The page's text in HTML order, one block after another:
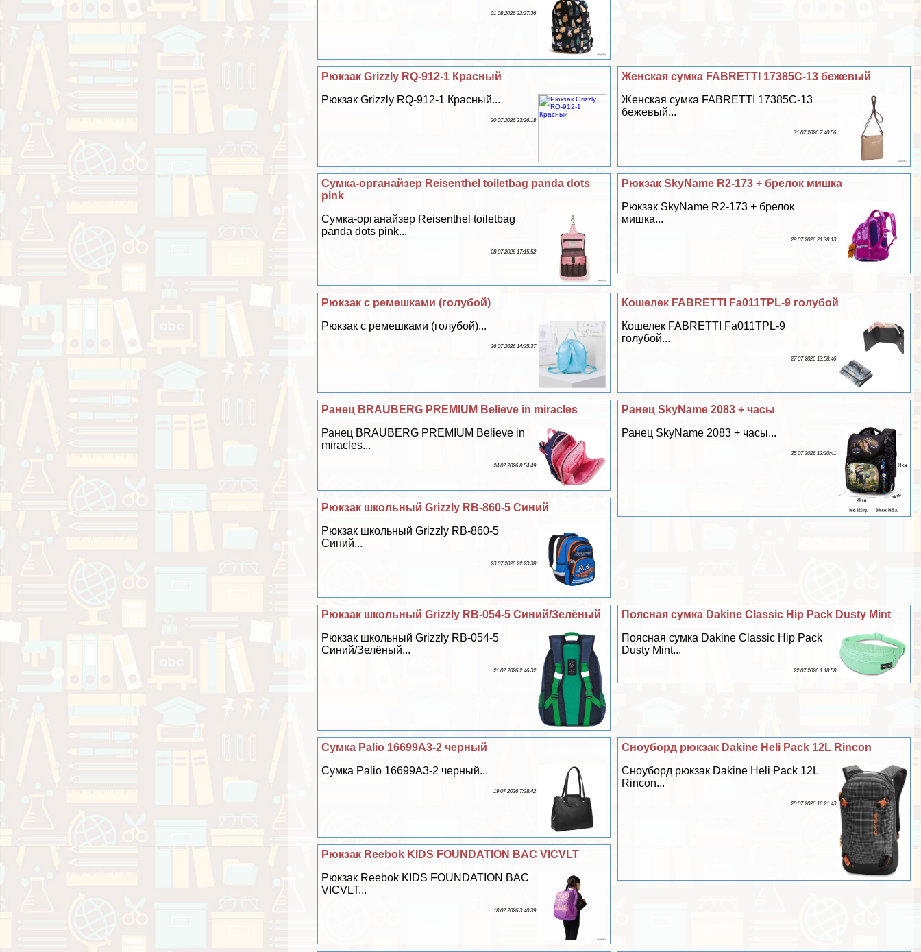
01 08 2026 22:27:36
Женская сумка FABRETTI 17385C-13 бежевый
Женская сумка FABRETTI 17385C-13
бежевый...
31 07 2026 7:40:56
Рюкзак Grizzly RQ-912-1 Красный
Рюкзак Grizzly RQ-912-1 Красный...
30 07 2026 23:26:18
Рюкзак SkyName R2-173 + брелок мишка
Рюкзак SkyName R2-173 + брелок
мишка...
29 07 2026 21:38:13
Сумка-органайзер Reisenthel toiletbag panda dots
pink
Сумка-органайзер Reisenthel toiletbag
panda dots pink...
28 07 2026 17:15:52
Кошелек FABRETTI Fa011TPL-9 гoлyбой
Кошелек FABRETTI Fa011TPL-9
гoлyбой...
27 07 2026 13:58:46
Рюкзак с ремешками (гoлyбой)
Рюкзак с ремешками (гoлyбой)...
26 07 2026 14:25:37
Ранец SkyName 2083 + часы
Ранец SkyName 2083 + часы...
25 07 2026 12:20:41
Ранец BRAUBERG PREMIUM Believe in miracles
Ранец BRAUBERG PREMIUM Believe in
miracles...
24 07 2026 8:54:49
Рюкзак школьный Grizzly RB-860-5 Синий
Рюкзак школьный Grizzly RB-860-5
Синий...
23 07 2026 22:23:38
Поясная сумка Dakine Classic Hip Pack Dusty Mint
Поясная сумка Dakine Classic Hip Pack
Dusty Mint...
22 07 2026 1:18:58
Рюкзак школьный Grizzly RB-054-5 Синий/Зелёный
Рюкзак школьный Grizzly RB-054-5
Синий/Зелёный...
21 07 2026 2:46:32
Сноуборд рюкзак Dakine Heli Pack 12L Rincon
Сноуборд рюкзак Dakine Heli Pack 12L
Rincon...
20 07 2026 16:21:43
Сумка Palio 16699A3-2 черный
Сумка Palio 16699A3-2 черный...
19 07 2026 7:28:42
Рюкзак Reebok KIDS FOUNDATION BAC VICVLT
Рюкзак Reebok KIDS FOUNDATION BAC
VICVLT...
18 07 2026 3:40:39